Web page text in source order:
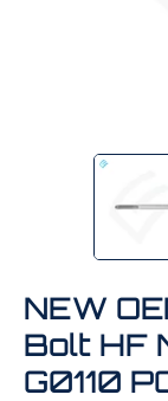
NEW
Bolt HF
G0110